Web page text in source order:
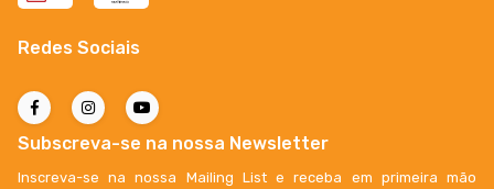
Redes Sociais
Subscreva-se na nossa Newsletter
Inscreva-se na nossa Mailing List e receba em primeira mão